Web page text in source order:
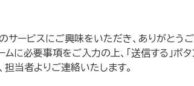
サービスにご興味をいただき、ありがとうご
ムに必要事項をご入力の上、「送信する」ボ
担当者よりご連絡いたします。